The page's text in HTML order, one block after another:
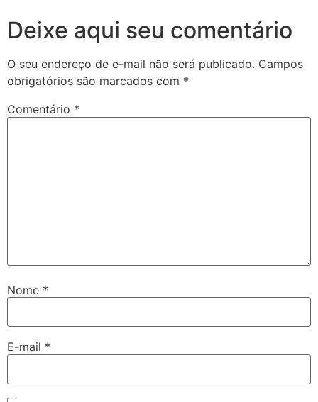
Deixe aqui seu comentário
O seu endereço de e-mail não será publicado. Campos
obrigatórios são marcados com *
Comentário *
Nome *
E-mail *